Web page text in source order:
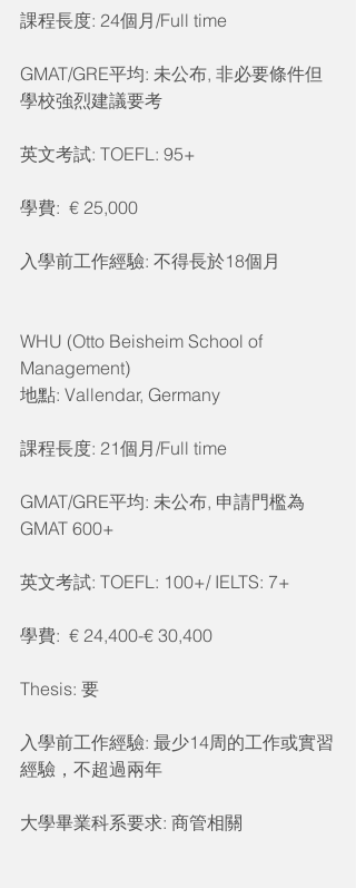
課程長度: 24個月/Full time
GMAT/GRE平均: 未公布, 非必要條件但
學校強烈建議要考
英文考試: TOEFL: 95+
學費:  € 25,000
入學前工作經驗: 不得長於18個月
WHU (Otto Beisheim School of
Management)
地點: Vallendar, Germany
課程長度: 21個月/Full time
GMAT/GRE平均: 未公布, 申請門檻為
GMAT 600+
英文考試: TOEFL: 100+/ IELTS: 7+
學費:  € 24,400-€ 30,400
Thesis: 要
入學前工作經驗: 最少14周的工作或實習
經驗，不超過兩年
大學畢業科系要求: 商管相關